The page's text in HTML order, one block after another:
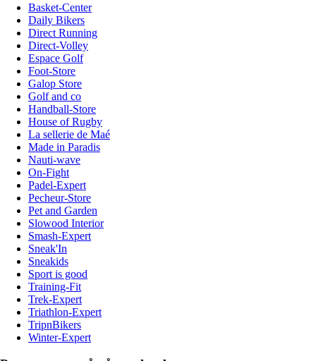
Basket-Center
Daily Bikers
Direct Running
Direct-Volley
Espace Golf
Foot-Store
Galop Store
Golf and co
Handball-Store
House of Rugby
La sellerie de Maé
Made in Paradis
Nauti-wave
On-Fight
Padel-Expert
Pecheur-Store
Pet and Garden
Slowood Interior
Smash-Expert
Sneak'In
Sneakids
Sport is good
Training-Fit
Trek-Expert
Triathlon-Expert
TripnBikers
Winter-Expert